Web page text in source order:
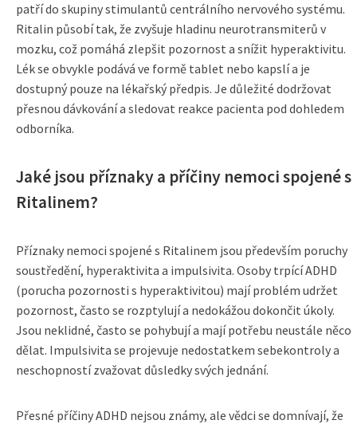
patří do skupiny stimulantů centrálního nervového systému.
Ritalin působí tak, že zvyšuje hladinu neurotransmiterů v
mozku, což pomáhá zlepšit pozornost a snížit hyperaktivitu.
Lék se obvykle podává ve formě tablet nebo kapslí a je
dostupný pouze na lékařský předpis. Je důležité dodržovat
přesnou dávkování a sledovat reakce pacienta pod dohledem
odborníka.
Jaké jsou příznaky a příčiny nemoci spojené s
Ritalinem?
Příznaky nemoci spojené s Ritalinem jsou především poruchy
soustředění, hyperaktivita a impulsivita. Osoby trpící ADHD
(porucha pozornosti s hyperaktivitou) mají problém udržet
pozornost, často se rozptylují a nedokážou dokončit úkoly.
Jsou neklidné, často se pohybují a mají potřebu neustále něco
dělat. Impulsivita se projevuje nedostatkem sebekontroly a
neschopností zvažovat důsledky svých jednání.
Přesné příčiny ADHD nejsou známy, ale vědci se domnívají, že